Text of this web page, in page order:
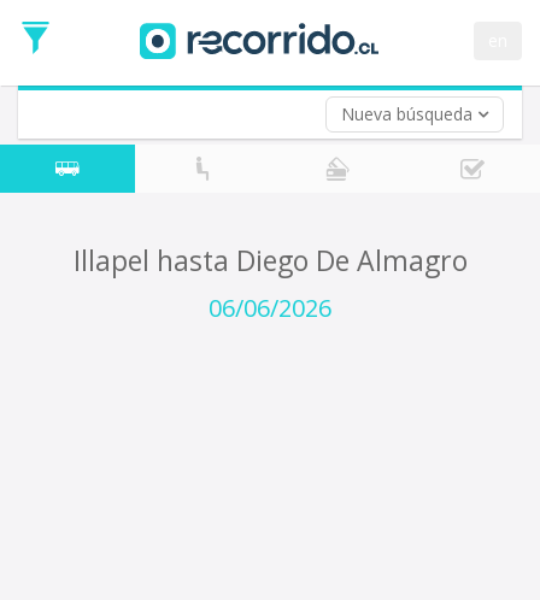
Nueva búsqueda
de
Ida
Vuelta (opcional)
Fecha
de
Illapel hasta Diego De Almagro
06/06/2026